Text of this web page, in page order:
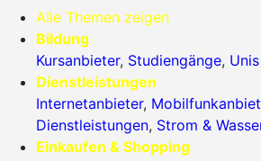
Alle Themen zeigen
Bildung
Kursanbieter, Studiengänge,
Dienstleistungen
Internetanbieter,
Dienstleistungen, Strom &
Einkaufen & Shopping